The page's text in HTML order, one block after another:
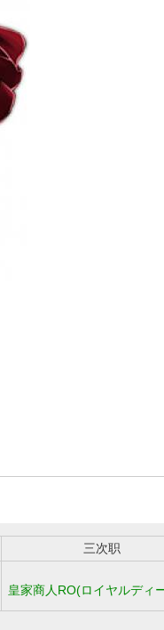
三次职
皇家商人RO(ロイヤルディ